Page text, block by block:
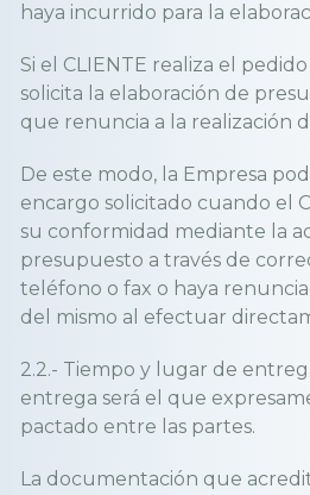
haya incurrido para la
Si el CLIENTE realiza el
solicita la elaboración de
que renuncia a la realización
De este modo, la Empresa
encargo solicitado cuando el
su conformidad mediante la
presupuesto a través de
teléfono o fax o haya
del mismo al efectuar
2.2.- Tiempo y lugar de
entrega será el que
pactado entre las partes.
La documentación que